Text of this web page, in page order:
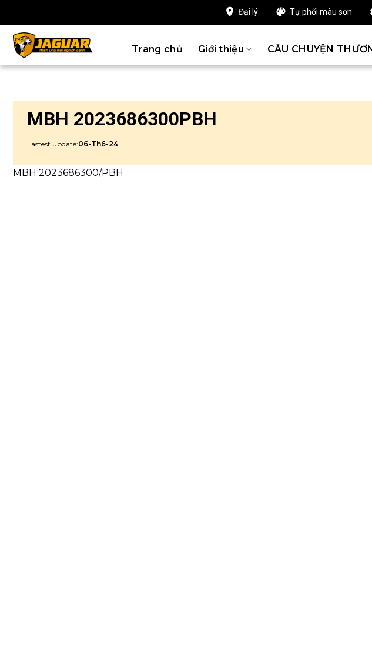
dung
Đại lý Tự phối màu sơn
Trang chủ Giới thiệu CÂU CHUYỆN
MBH 2023686300PBH
Lastest update:06-Th6-24
MBH 2023686300/PBH